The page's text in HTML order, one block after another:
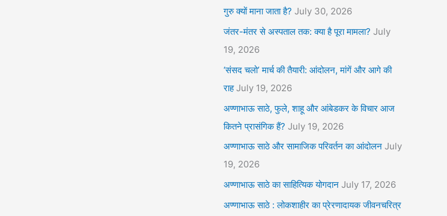
गुरु क्यों माना जाता है? July 30, 2026
जंतर-मंतर से अस्पताल तक: क्या है पूरा मामला? July
19, 2026
‘संसद चलो’ मार्च की तैयारी: आंदोलन, मांगें और आगे की
राह July 19, 2026
अण्णाभाऊ साठे, फुले, शाहू और आंबेडकर के विचार आज
कितने प्रासंगिक हैं? July 19, 2026
अण्णाभाऊ साठे और सामाजिक परिवर्तन का आंदोलन July
19, 2026
अण्णाभाऊ साठे का साहित्यिक योगदान July 17, 2026
अण्णाभाऊ साठे : लोकशाहीर का प्रेरणादायक जीवनचरित्र